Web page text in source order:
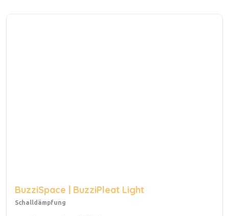
BuzziSpace | BuzziPleat Light
Schalldämpfung